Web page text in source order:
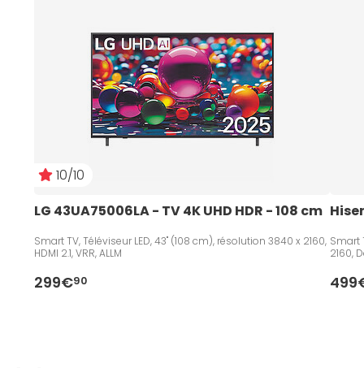
10/10
LG 43UA75006LA - TV 4K UHD HDR - 108 cm
Smart TV, Téléviseur LED, 43" (108 cm), résolution 3840 x 2160,
HDMI 2.1, VRR, ALLM
299€90
Smart
2160,